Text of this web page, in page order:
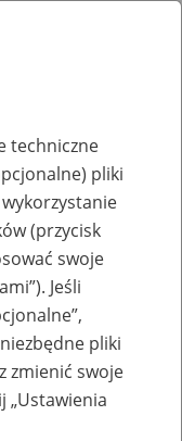
pracy
techniczne
pliki
(przycisk
swoje
Jeśli
pliki
zmienić swoje
„Ustawienia